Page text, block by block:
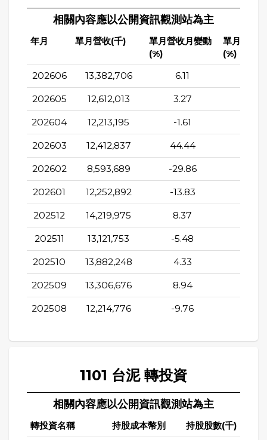
相關內容應以公開資訊觀測站為主
年月 單月營收(千)
單月營收月變動
(%)
單月營收
(%)
202606 13,382,706 6.11
202605 12,612,013 3.27
202604 12,213,195 -1.61
202603 12,412,837 44.44
202602 8,593,689 -29.86
202601 12,252,892 -13.83
202512 14,219,975 8.37
202511 13,121,753 -5.48
202510 13,882,248 4.33
202509 13,306,676 8.94
202508 12,214,776 -9.76
1101 台泥 轉投資
相關內容應以公開資訊觀測站為主
轉投資名稱 持股成本幣別 持股股數(千)